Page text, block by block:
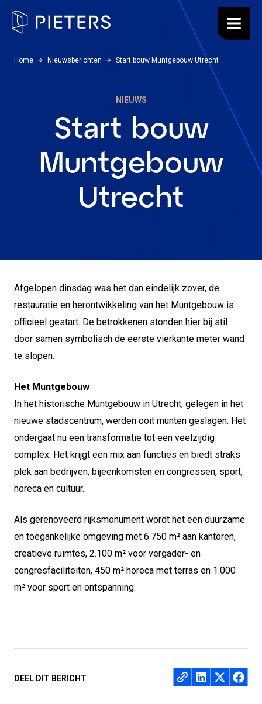
Pieters, terug naar de homepagina
Menu
U bevindt zich hier:
Home Nieuwsberichten Start bouw Muntgebouw Utrecht
NIEUWS
Start bouw
Muntgebouw
Utrecht
Afgelopen dinsdag was het dan eindelijk zover, de
restauratie en herontwikkeling van het Muntgebouw is
officieel gestart. De betrokkenen stonden hier bij stil
door samen symbolisch de eerste vierkante meter wand
te slopen.
Het Muntgebouw
In het historische Muntgebouw in Utrecht, gelegen in het
nieuwe stadscentrum, werden ooit munten geslagen. Het
ondergaat nu een transformatie tot een veelzijdig
complex. Het krijgt een mix aan functies en biedt straks
plek aan bedrijven, bijeenkomsten en congressen, sport,
horeca en cultuur.
Als gerenoveerd rijksmonument wordt het een duurzame
en toegankelijke omgeving met 6.750 m² aan kantoren,
creatieve ruimtes, 2.100 m² voor vergader- en
congresfaciliteiten, 450 m² horeca met terras en 1.000
m² voor sport en ontspanning.
DEEL DIT BERICHT Deel